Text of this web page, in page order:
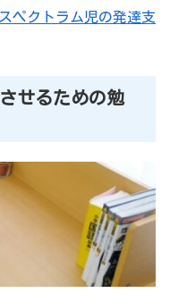
ペクトラム児の発達支
せるための勉